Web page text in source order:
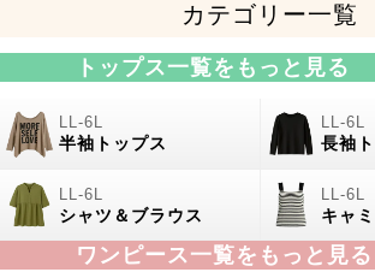
カテゴリー一覧
トップス一覧をもっと見る
半袖トップス 長袖
シャツ＆ブラウス キャ
ワンピース一覧をもっと見る